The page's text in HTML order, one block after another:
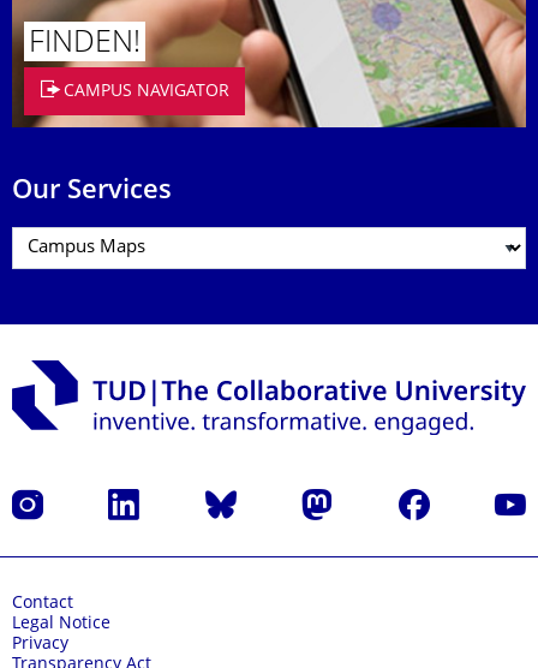
FINDEN!
CAMPUS NAVIGATOR
Our Services
Instagram LinkedIn Bluesky Mastodon Facebook
Contact
Legal Notice
Privacy
Transparency Act